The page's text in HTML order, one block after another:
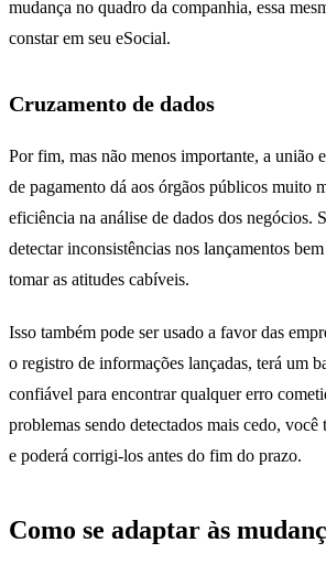
mudança no quadro da companhia, essa
constar em seu eSocial.
Cruzamento de dados
Por fim, mas não menos importante, a união
de pagamento dá aos órgãos públicos muito
eficiência na análise de dados dos negócios.
detectar inconsistências nos lançamentos
tomar as atitudes cabíveis.
Isso também pode ser usado a favor das
o registro de informações lançadas, terá um
confiável para encontrar qualquer erro
problemas sendo detectados mais cedo,
e poderá corrigi-los antes do fim do prazo.
Como se adaptar às